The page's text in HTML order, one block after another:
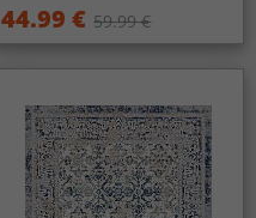
44.99 € 59.99 €